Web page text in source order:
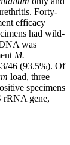
Forty-
efficacy
had wild-
was
M.
46 (93.5%). Of
load, three
specimens
rRNA gene,